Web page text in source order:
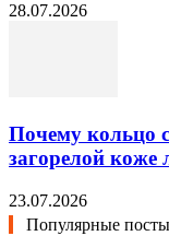
28.07.2026
Почему кольцо
загорелой коже
23.07.2026
Популярные посты